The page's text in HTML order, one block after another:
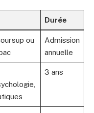
Durée
ou
Admission
annuelle
3 ans